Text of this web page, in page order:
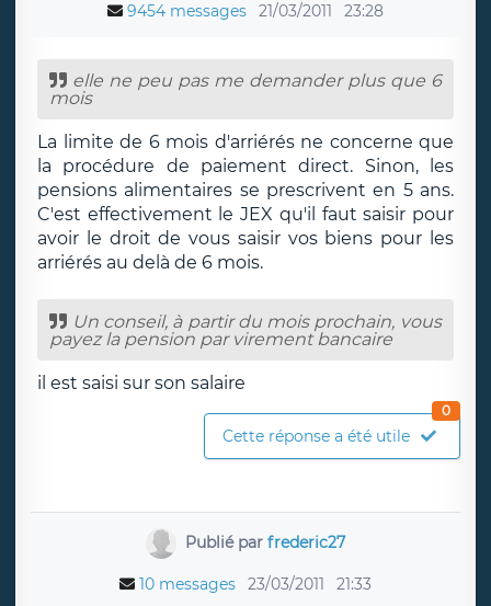
9454 messages 21/03/2011 23:28
elle ne peu pas me demander plus que 6
mois
La limite de 6 mois d'arriérés ne concerne que
la procédure de paiement direct. Sinon, les
pensions alimentaires se prescrivent en 5 ans.
C'est effectivement le JEX qu'il faut saisir pour
avoir le droit de vous saisir vos biens pour les
arriérés au delà de 6 mois.
Un conseil, à partir du mois prochain, vous
payez la pension par virement bancaire
il est saisi sur son salaire
Cette réponse a été utile
0
Publié par frederic27
10 messages 23/03/2011 21:33